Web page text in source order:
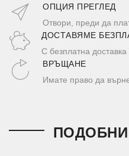
ОПЦИЯ ПРЕГЛЕД
Отвори, преди да
ДОСТАВЯМЕ
С безплатна
ВРЪЩАНЕ
Имате право да